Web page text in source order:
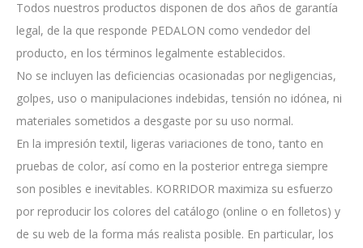
Todos nuestros productos disponen de dos años de garantía
legal, de la que responde PEDALON como vendedor del
producto, en los términos legalmente establecidos.
No se incluyen las deficiencias ocasionadas por negligencias,
golpes, uso o manipulaciones indebidas, tensión no idónea, ni
materiales sometidos a desgaste por su uso normal.
En la impresión textil, ligeras variaciones de tono, tanto en
pruebas de color, así como en la posterior entrega siempre
son posibles e inevitables. KORRIDOR maximiza su esfuerzo
por reproducir los colores del catálogo (online o en folletos) y
de su web de la forma más realista posible. En particular, los